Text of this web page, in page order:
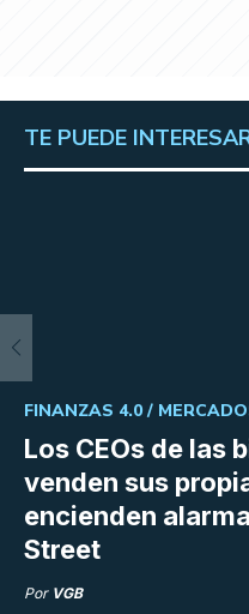
TE PUEDE
Los CEOs de las
venden sus
encienden
Street
FINANZAS 4.0 /
Por VGB